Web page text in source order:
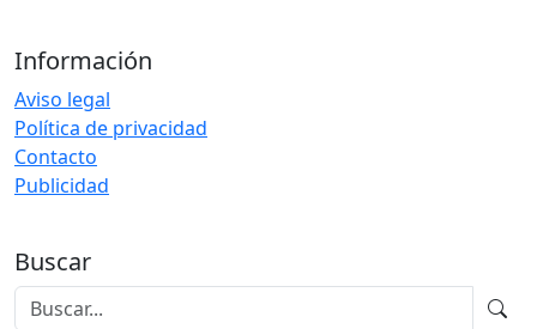
Información
Aviso legal
Política de privacidad
Contacto
Publicidad
Buscar